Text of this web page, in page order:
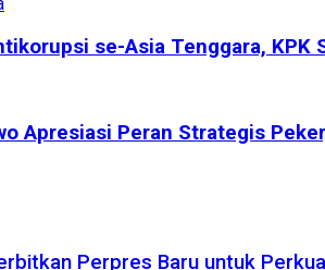
se-Asia Tenggara, KPK
Apresiasi Peran Strategis
Perpres Baru untuk